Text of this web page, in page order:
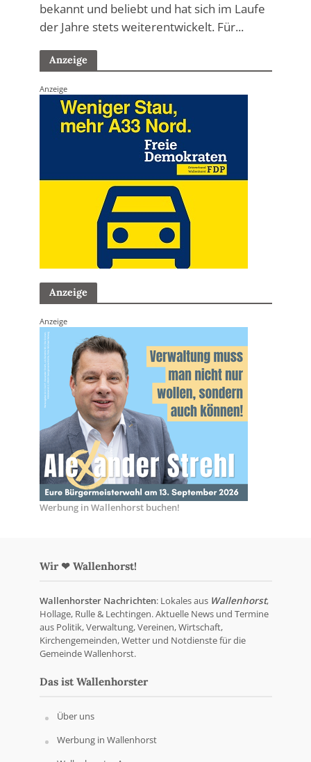
bekannt und beliebt und hat sich im Laufe
der Jahre stets weiterentwickelt. Für...
Anzeige
Anzeige
Anzeige
Anzeige
Werbung in Wallenhorst buchen!
Wir ❤ Wallenhorst!
Wallenhorster Nachrichten: Lokales aus Wallenhorst,
Hollage, Rulle & Lechtingen. Aktuelle News und Termine
aus Politik, Verwaltung, Vereinen, Wirtschaft,
Kirchengemeinden, Wetter und Notdienste für die
Gemeinde Wallenhorst.
Das ist Wallenhorster
Über uns
Werbung in Wallenhorst